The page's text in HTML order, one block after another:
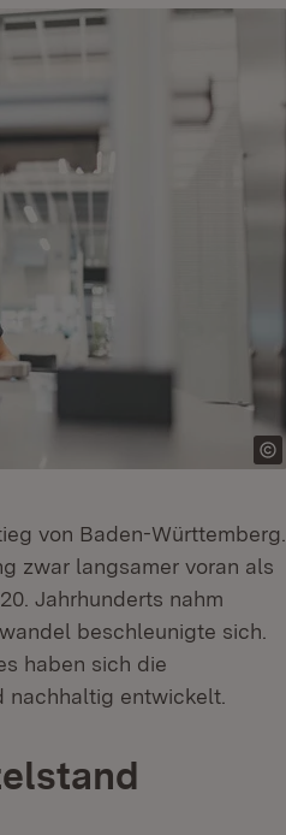
von Baden-Württemberg.
zwar langsamer voran als
Jahrhunderts nahm
beschleunigte sich.
haben sich die
nachhaltig entwickelt.